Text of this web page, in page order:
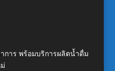
การ พร้อมบริการผลิตน้ำดื่ม